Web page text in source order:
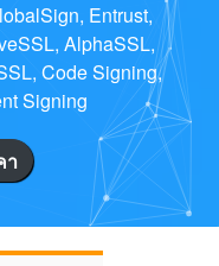
Entrust,
AlphaSSL,
Code Signing,
Signing
า